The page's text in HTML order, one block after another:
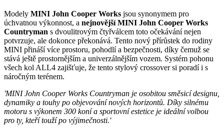
Modely MINI John Cooper Works jsou synonymem pro
úchvatnou výkonnost, a nejnovější MINI John Cooper Works
Countryman s dvoulitrovým čtyřválcem toto očekávání nejen
potvrzuje, ale dokonce překonává. Tento nový přírůstek do rodiny
MINI přináší více prostoru, pohodlí a bezpečnosti, díky čemuž se
stává ještě prostornějším a univerzálnějším vozem. Systém pohonu
všech kol ALL4 zajišťuje, že tento stylový crossover si poradí i s
náročným terénem.
'MINI John Cooper Works Countryman je osobitou směsicí designu,
dynamiky a touhy po objevování nových horizontů. Díky silnému
motoru s výkonem 300 koní a sportovní estetice je ideální volbou
pro ty, kteří touží po výjimečnosti.'